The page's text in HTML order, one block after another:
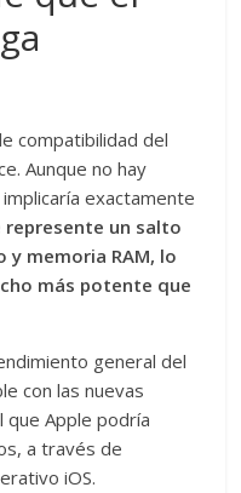
compatibilidad del
Aunque no hay
exactamente
represente un salto
memoria RAM, lo
más potente que
general del
con las nuevas
que Apple podría
a través de
iOS.